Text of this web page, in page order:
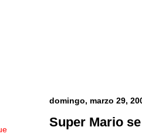
domingo, marzo 29,
Super Mario